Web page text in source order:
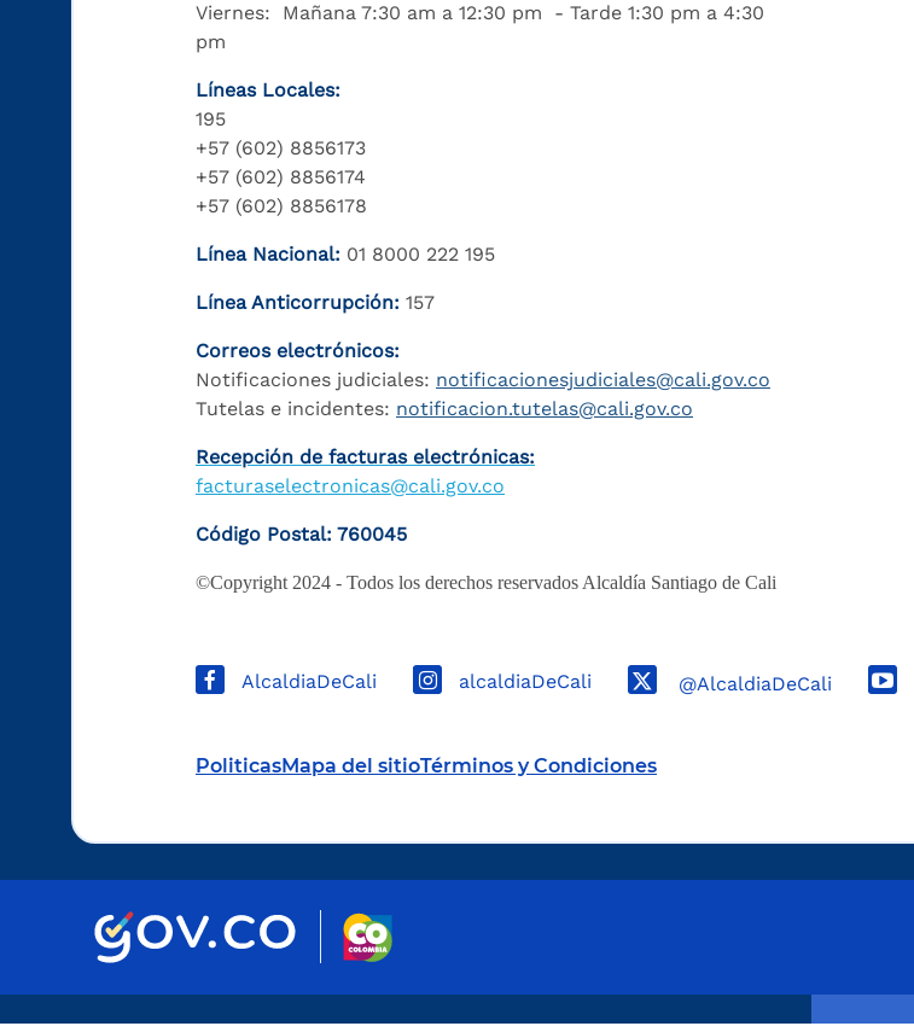
Viernes: Mañana 7:30 am a 12:30 pm - Tarde 1:30 pm a 4:30
pm
Líneas Locales:
195
+57 (602) 8856173
+57 (602) 8856174
+57 (602) 8856178
Línea Nacional: 01 8000 222 195
Línea Anticorrupción: 157
Correos electrónicos:
Notificaciones judiciales: notificacionesjudiciales@cali.gov.co
Tutelas e incidentes: notificacion.tutelas@cali.gov.co
Recepción de facturas electrónicas:
facturaselectronicas@cali.gov.co
Código Postal: 760045
©Copyright 2024 - Todos los derechos reservados Alcaldía Santiago de Cali
AlcaldiaDeCali alcaldiaDeCali @AlcaldiaDeCali
PoliticasMapa del sitioTérminos y Condiciones